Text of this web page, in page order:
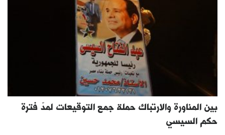
بين المناورة والارتباك حملة جمع التوقيعات لمدّ فترة
حكم السيسي